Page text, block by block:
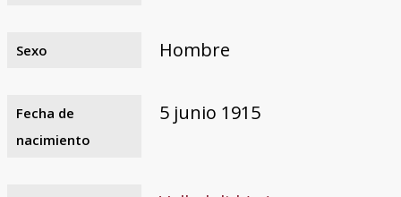
Sexo Hombre
Fecha de
nacimiento
5 junio 1915